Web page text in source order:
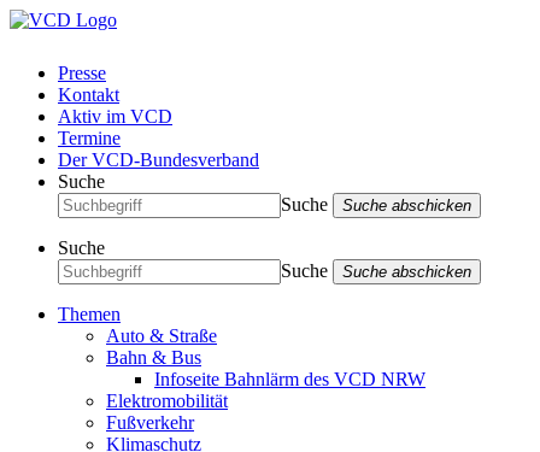
Presse
Kontakt
Aktiv im VCD
Termine
Der VCD-Bundesverband
Suche
Suche
Suche abschicken
Suche
Suche
Suche abschicken
Themen
Auto & Straße
Bahn & Bus
Infoseite Bahnlärm des VCD NRW
Elektromobilität
Fußverkehr
Klimaschutz